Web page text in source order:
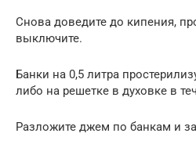
Снова доведите до кипения,
выключите.
Банки на 0,5 литра
либо на решетке в духовке в
Разложите джем по банкам и